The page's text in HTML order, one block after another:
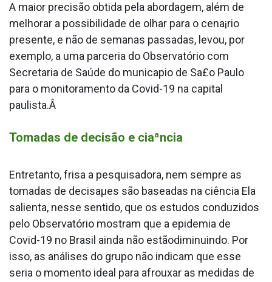
A maior precisão obtida pela abordagem, além de
melhorar a possibilidade de olhar para o cena¡rio
presente, e não de semanas passadas, levou, por
exemplo, a uma parceria do Observatório com
Secretaria de Saúde do munica­pio de Sa£o Paulo
para o monitoramento da Covid-19 na capital
paulista.Â
Tomadas de decisão e ciaªncia
Entretanto, frisa a pesquisadora, nem sempre as
tomadas de decisaµes são baseadas na ciência Ela
salienta, nesse sentido, que os estudos conduzidos
pelo Observatório mostram que a epidemia de
Covid-19 no Brasil ainda não estãodiminuindo. Por
isso, as análises do grupo não indicam que esse
seria o momento ideal para afrouxar as medidas de